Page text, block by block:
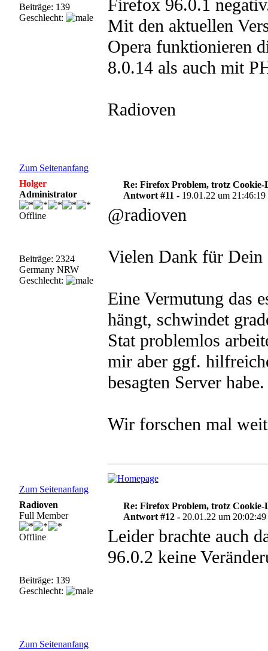
Beiträge: 139
Geschlecht:
Firefox 96.0.1
Mit den aktuellen
Opera funktionieren
8.0.14 als auch mit
Radioven
Zum Seitenanfang
Holger
Administrator
Offline
Beiträge: 2324
Germany NRW
Geschlecht:
Re: Firefox Problem, trotz Cookie-
Antwort #11 - 19.01.22 um 21:46:19
@radioven
Vielen Dank für Dein
Eine Vermutung das
hängt, schwindet
Stat problemlos
mir aber ggf.
besagten Server habe.
Wir forschen mal
Zum Seitenanfang
Radioven
Full Member
Offline
Beiträge: 139
Geschlecht:
Re: Firefox Problem, trotz Cookie-
Antwort #12 - 20.01.22 um 20:02:49
Leider brachte auch
96.0.2 keine
Zum Seitenanfang